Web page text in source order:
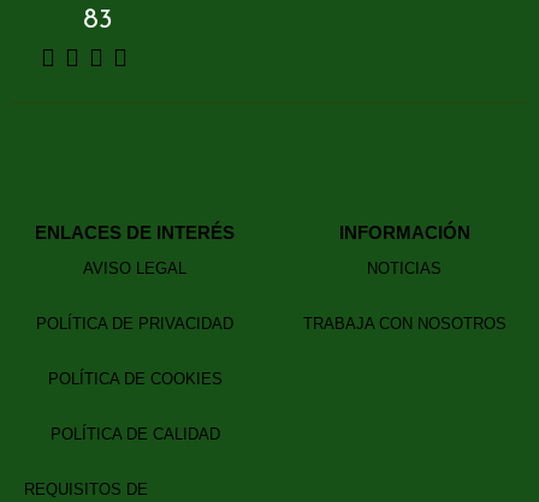
83
ENLACES DE INTERÉS
AVISO LEGAL
POLÍTICA DE PRIVACIDAD
POLÍTICA DE COOKIES
POLÍTICA DE CALIDAD
REQUISITOS DE
INFORMACIÓN
NOTICIAS
TRABAJA CON NOSOTROS